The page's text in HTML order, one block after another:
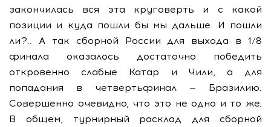
закончилась вся эта круговерть и с какой
позиции и куда пошли бы мы дальше. И пошли
ли?.. А так сборной России для выхода в 1/8
финала оказалось достаточно победить
откровенно слабые Катар и Чили, а для
попадания в четвертьфинал — Бразилию.
Совершенно очевидно, что это не одно и то же.
В общем, турнирный расклад для сборной